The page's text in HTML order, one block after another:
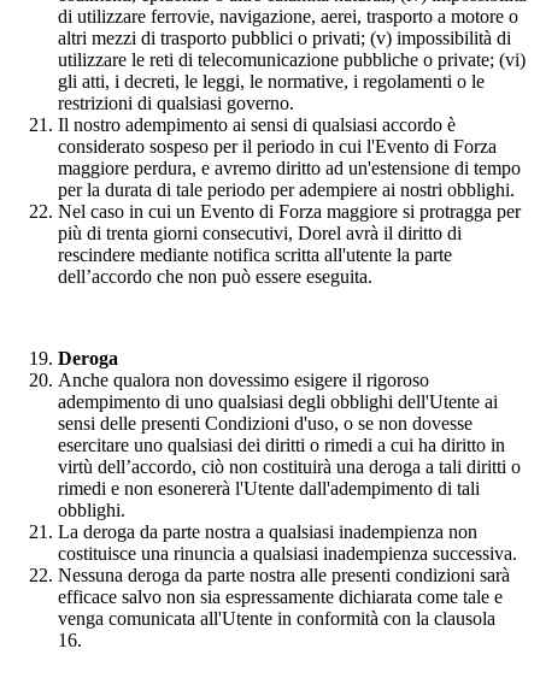
di utilizzare ferrovie, navigazione, aerei, trasporto a motore o
altri mezzi di trasporto pubblici o privati; (v) impossibilità di
utilizzare le reti di telecomunicazione pubbliche o private; (vi)
gli atti, i decreti, le leggi, le normative, i regolamenti o le
restrizioni di qualsiasi governo.
Il nostro adempimento ai sensi di qualsiasi accordo è
considerato sospeso per il periodo in cui l'Evento di Forza
maggiore perdura, e avremo diritto ad un'estensione di tempo
per la durata di tale periodo per adempiere ai nostri obblighi.
Nel caso in cui un Evento di Forza maggiore si protragga per
più di trenta giorni consecutivi, Dorel avrà il diritto di
rescindere mediante notifica scritta all'utente la parte
dell’accordo che non può essere eseguita.
Deroga
Anche qualora non dovessimo esigere il rigoroso
adempimento di uno qualsiasi degli obblighi dell'Utente ai
sensi delle presenti Condizioni d'uso, o se non dovesse
esercitare uno qualsiasi dei diritti o rimedi a cui ha diritto in
virtù dell’accordo, ciò non costituirà una deroga a tali diritti o
rimedi e non esonererà l'Utente dall'adempimento di tali
obblighi.
La deroga da parte nostra a qualsiasi inadempienza non
costituisce una rinuncia a qualsiasi inadempienza successiva.
Nessuna deroga da parte nostra alle presenti condizioni sarà
efficace salvo non sia espressamente dichiarata come tale e
venga comunicata all'Utente in conformità con la clausola
16.